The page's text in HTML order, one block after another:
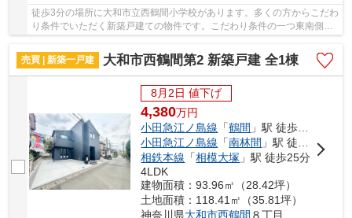
徒歩3分の場所に大和市立西鶴間小学校があります。多くの方からこだわ
り条件でいただく新築戸建ての物件です。こだわり条件の一つ東南側道
売買 | 新築一戸建
大和市西鶴間第2 新築戸建 全1棟
8月2日 値下げ
4,380万円
小田急江ノ島線 「鶴間 」駅 徒歩19分
小田急江ノ島線 「南林間 」駅 徒歩24分
相鉄本線 「相模大塚 」駅 徒歩25分
4LDK
建物面積：93.96㎡（28.42坪）
土地面積：118.41㎡（35.81坪）
神奈川県大和市西鶴間 ８丁目